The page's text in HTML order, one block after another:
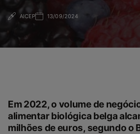
AICEP 13/09/2024
Em 2022, o volume de
alimentar biológica belga
milhões de euros, segundo o